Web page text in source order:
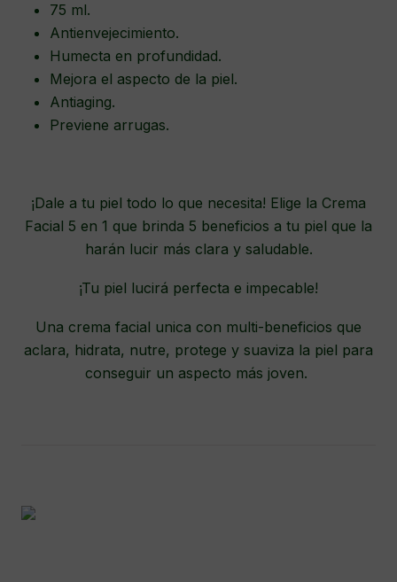
75 ml.
Antienvejecimiento.
Humecta en profundidad.
Mejora el aspecto de la piel.
Antiaging.
Previene arrugas.
¡Dale a tu piel todo lo que necesita! Elige la Crema
Facial 5 en 1 que brinda 5 beneficios a tu piel que la
harán lucir más clara y saludable.
¡Tu piel lucirá perfecta e impecable!
Una crema facial unica con multi-beneficios que
aclara, hidrata, nutre, protege y suaviza la piel para
conseguir un aspecto más joven.